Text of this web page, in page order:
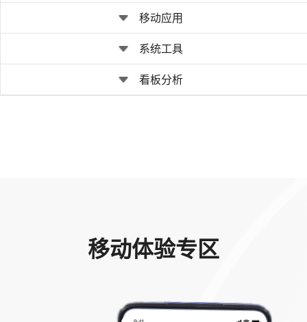
移动应用
系统工具
看板分析
移动体验专区